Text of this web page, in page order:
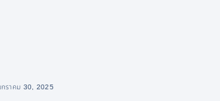
กราคม 30, 2025